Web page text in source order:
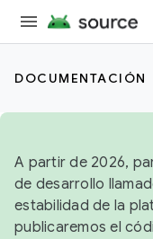
DOCUMENTACIÓN
A partir de 2026,
de desarrollo
estabilidad de la
publicaremos el